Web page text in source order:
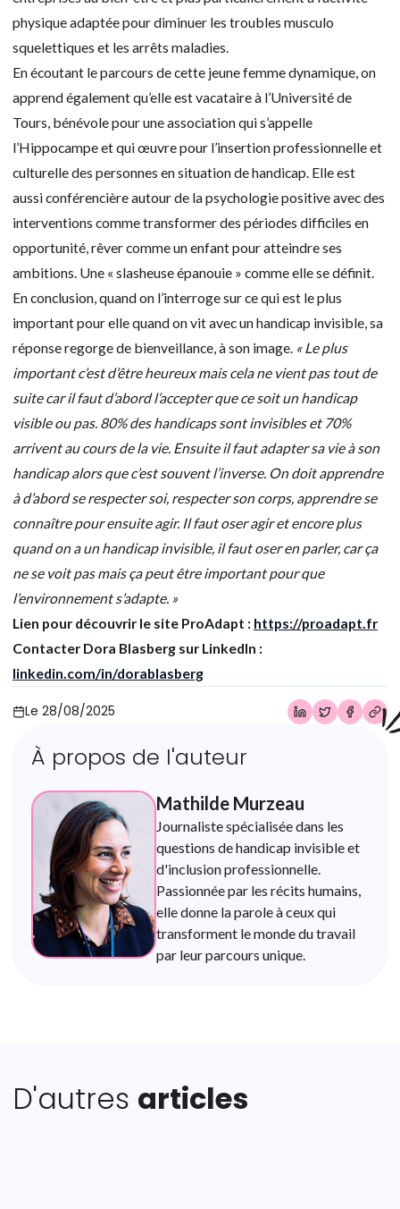
physique adaptée pour diminuer les troubles musculo
squelettiques et les arrêts maladies.
En écoutant le parcours de cette jeune femme dynamique, on
apprend également qu’elle est vacataire à l’Université de
Tours, bénévole pour une association qui s’appelle
l’Hippocampe et qui œuvre pour l’insertion professionnelle et
culturelle des personnes en situation de handicap. Elle est
aussi conférencière autour de la psychologie positive avec des
interventions comme transformer des périodes difficiles en
opportunité, rêver comme un enfant pour atteindre ses
ambitions. Une « slasheuse épanouie » comme elle se définit.
En conclusion, quand on l’interroge sur ce qui est le plus
important pour elle quand on vit avec un handicap invisible, sa
réponse regorge de bienveillance, à son image. « Le plus
important c’est d’être heureux mais cela ne vient pas tout de
suite car il faut d’abord l’accepter que ce soit un handicap
visible ou pas. 80% des handicaps sont invisibles et 70%
arrivent au cours de la vie. Ensuite il faut adapter sa vie à son
handicap alors que c’est souvent l’inverse. On doit apprendre
à d’abord se respecter soi, respecter son corps, apprendre se
connaître pour ensuite agir. Il faut oser agir et encore plus
quand on a un handicap invisible, il faut oser en parler, car ça
ne se voit pas mais ça peut être important pour que
l’environnement s’adapte. »
Lien pour découvrir le site ProAdapt : https://proadapt.fr
Contacter Dora Blasberg sur LinkedIn :
linkedin.com/in/dorablasberg
Le 28/08/2025
À propos de l'auteur
Mathilde Murzeau
Journaliste spécialisée dans les
questions de handicap invisible et
d'inclusion professionnelle.
Passionnée par les récits humains,
elle donne la parole à ceux qui
transforment le monde du travail
par leur parcours unique.
D'autres articles